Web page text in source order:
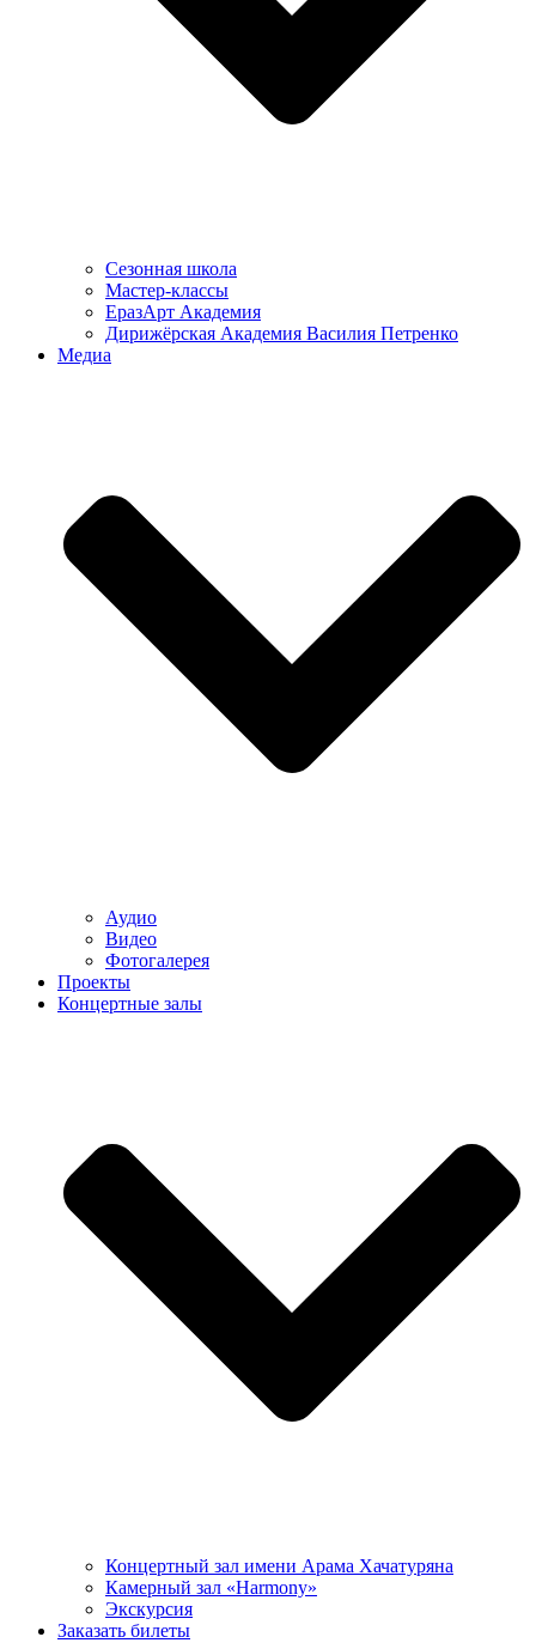
Сезонная школа
Мастер-классы
ЕразАрт Академия
Дирижёрская Академия Василия Петренко
Медиа
Аудио
Видео
Фотогалерея
Проекты
Концертные залы
Концертный зал имени Арама Хачатуряна
Камерный зал «Harmony»
Экскурсия
Заказать билеты